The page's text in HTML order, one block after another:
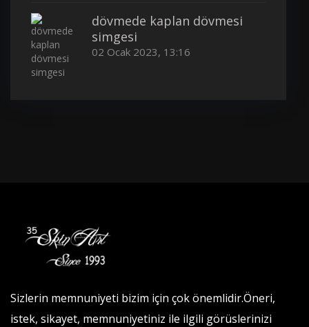
dövmede kaplan dövmesi
simgesi
02 Ocak 2023, 13:16
Sizlerin memnuniyeti bizim için çok önemlidir.Öneri,
istek, sikayet, memnuniyetiniz ile ilgili görüslerinizi